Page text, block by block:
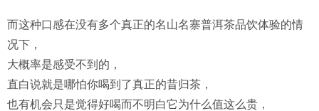
而这种口感在没有多个真正的名山名寨普洱茶品饮体验的情
况下，
大概率是感受不到的，
直白说就是哪怕你喝到了真正的昔归茶，
也有机会只是觉得好喝而不明白它为什么值这么贵，